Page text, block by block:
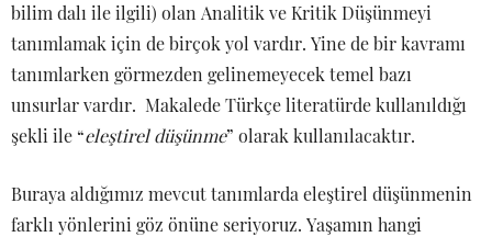
bilim dalı ile ilgili) olan Analitik ve Kritik Düşünmeyi
tanımlamak için de birçok yol vardır. Yine de bir kavramı
tanımlarken görmezden gelinemeyecek temel bazı
unsurlar vardır. Makalede Türkçe literatürde kullanıldığı
şekli ile “eleştirel düşünme” olarak kullanılacaktır.
Buraya aldığımız mevcut tanımlarda eleştirel düşünmenin
farklı yönlerini göz önüne seriyoruz. Yaşamın hangi